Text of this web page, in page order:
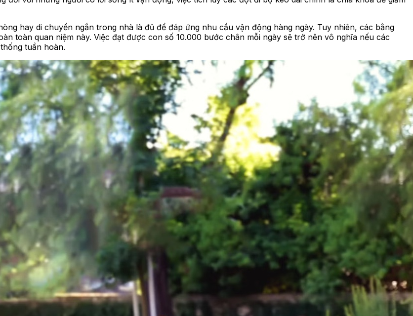
hay di chuyển ngắn trong nhà là đủ để đáp ứng nhu cầu vận động hàng ngày. Tuy nhiên, các bằng
toàn quan niệm này. Việc đạt được con số 10.000 bước chân mỗi ngày sẽ trở nên vô nghĩa nếu các
tuần hoàn.